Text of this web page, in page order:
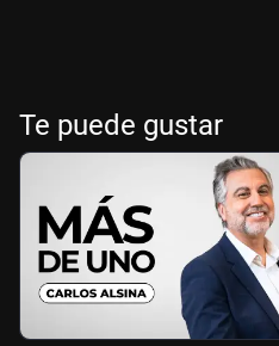
Te puede gustar